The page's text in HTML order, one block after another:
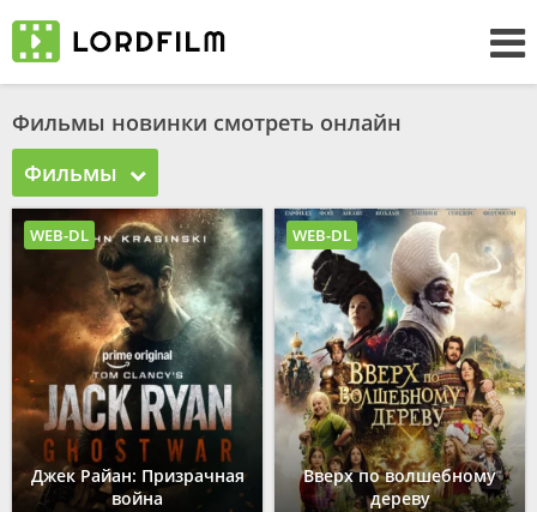
Фильмы новинки смотреть онлайн
Фильмы
Джек Райан: Призрачная
война
WEB-DL
Вверх по волшебному
дереву
WEB-DL